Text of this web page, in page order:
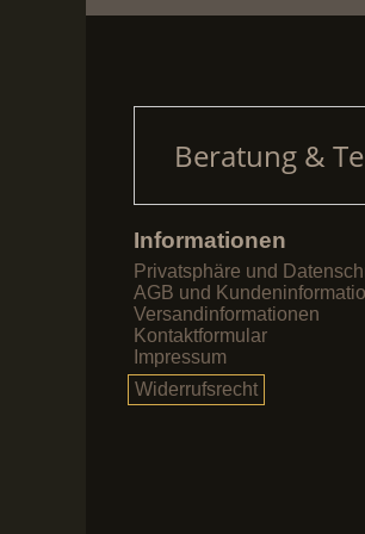
mehrere
können
auf
der
werden
Beratung &
Informationen
Privatsphäre und
AGB und
Versandinformationen
Kontaktformular
Impressum
Widerrufsrecht